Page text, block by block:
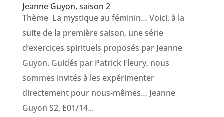
Jeanne Guyon, saison 2
Thème La mystique au féminin… Voici, à la
suite de la première saison, une série
d’exercices spirituels proposés par Jeanne
Guyon. Guidés par Patrick Fleury, nous
sommes invités à les expérimenter
directement pour nous-mêmes… Jeanne
Guyon S2, E01/14...